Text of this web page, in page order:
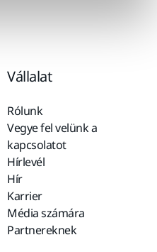
Vállalat
Rólunk
Vegye fel velünk a
kapcsolatot
Hírlevél
Hír
Karrier
Média számára
Partnereknek